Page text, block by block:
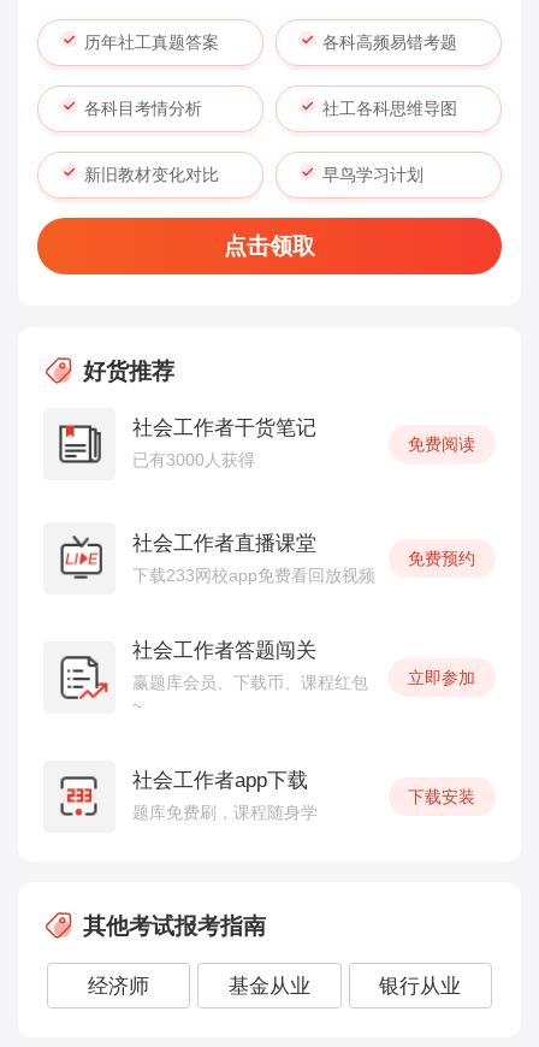
历年社工真题答案 各科高频易错考题
各科目考情分析 社工各科思维导图
新旧教材变化对比 早鸟学习计划
点击领取
好货推荐
社会工作者干货笔记
已有3000人获得
免费阅读
社会工作者直播课堂
下载233网校app免费看回放视频
免费预约
社会工作者答题闯关
赢题库会员、下载币、课程红包
~
立即参加
社会工作者app下载
题库免费刷，课程随身学
下载安装
其他考试报考指南
经济师 基金从业 银行从业